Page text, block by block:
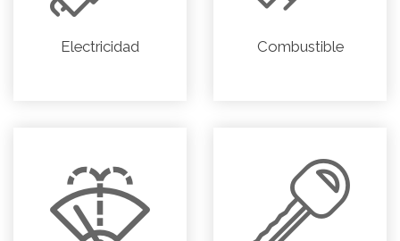
Electricidad Combustible